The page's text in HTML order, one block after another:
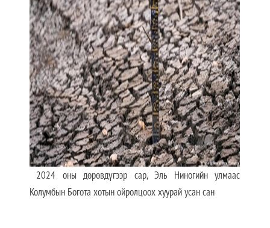
2024 оны дөрөвдүгээр сар, Эль Ниногийн улмаас
Колумбын Богота хотын ойролцоох хуурай усан сан